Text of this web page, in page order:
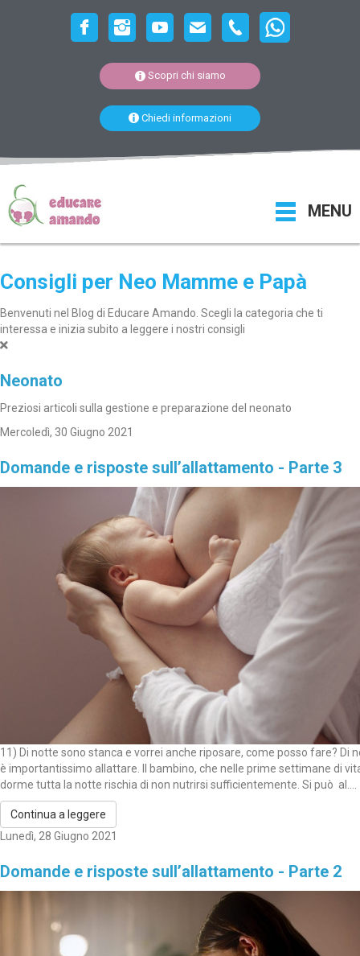
Scopri chi siamo
Chiedi informazioni
MENU
Consigli per Neo Mamme e Papà
Benvenuti nel Blog di Educare Amando. Scegli la categoria che ti
interessa e inizia subito a leggere i nostri consigli
Neonato
Preziosi articoli sulla gestione e preparazione del neonato
Mercoledì, 30 Giugno 2021
Domande e risposte sull’allattamento - Parte 3
11) Di notte sono stanca e vorrei anche riposare, come posso fare? Di
è importantissimo allattare. Il bambino, che nelle prime settimane di
dorme tutta la notte rischia di non nutrirsi sufficientemente. Si può al....
Continua a leggere
Lunedì, 28 Giugno 2021
Domande e risposte sull’allattamento - Parte 2